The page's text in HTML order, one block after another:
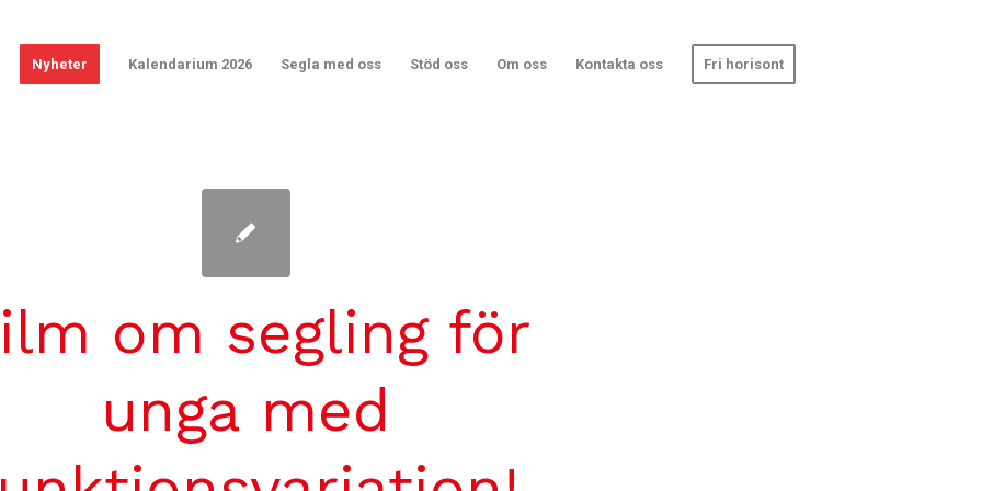
Nyheter Kalendarium 2026 Segla med oss Stöd oss Om oss Kontakta oss Fri horisont
om segling för
unga med